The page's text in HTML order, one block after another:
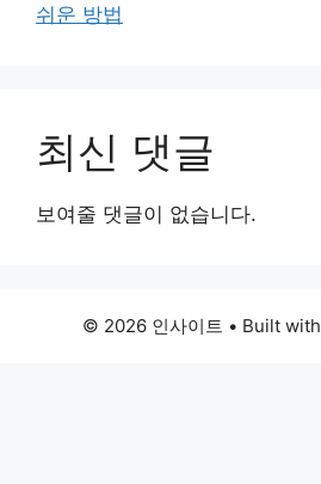
쉬운 방법
최신 댓글
보여줄 댓글이 없습니다.
© 2026 인사이트 • Built with